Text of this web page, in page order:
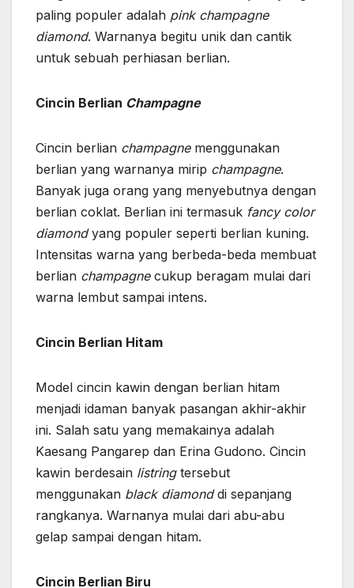
paling populer adalah pink champagne
diamond. Warnanya begitu unik dan cantik
untuk sebuah perhiasan berlian.
Cincin Berlian Champagne
Cincin berlian champagne menggunakan
berlian yang warnanya mirip champagne.
Banyak juga orang yang menyebutnya dengan
berlian coklat. Berlian ini termasuk fancy color
diamondyang populer seperti berlian kuning.
Intensitas warna yang berbeda-beda membuat
berlian champagne cukup beragam mulai dari
warna lembut sampai intens.
Cincin Berlian Hitam
Model cincin kawin dengan berlian hitam
menjadi idaman banyak pasangan akhir-akhir
ini. Salah satu yang memakainya adalah
Kaesang Pangarep dan Erina Gudono. Cincin
kawin berdesain listring tersebut
menggunakan black diamonddi sepanjang
rangkanya. Warnanya mulai dari abu-abu
gelap sampai dengan hitam.
Cincin Berlian Biru